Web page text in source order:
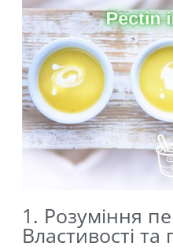
1. Розуміння
Властивості та